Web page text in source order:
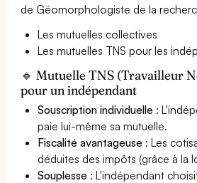
de Géomorphologiste de la
Les mutuelles collectives
Les mutuelles TNS pour les
🔹 Mutuelle TNS (Travailleur
pour un indépendant
Souscription individuelle :
paie lui-même sa mutuelle.
Fiscalité avantageuse : Les
déduites des impôts (grâce à la
Souplesse : L'indépendant